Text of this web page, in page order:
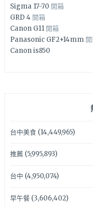
Sigma 17-70 開箱
GRD 4 開箱
Canon G11 開箱
Panasonic GF2+14mm
Canon is850
台中美食(14,449,965)
推薦(5,995,893)
台中 (4,950,074)
早午餐(3,606,402)